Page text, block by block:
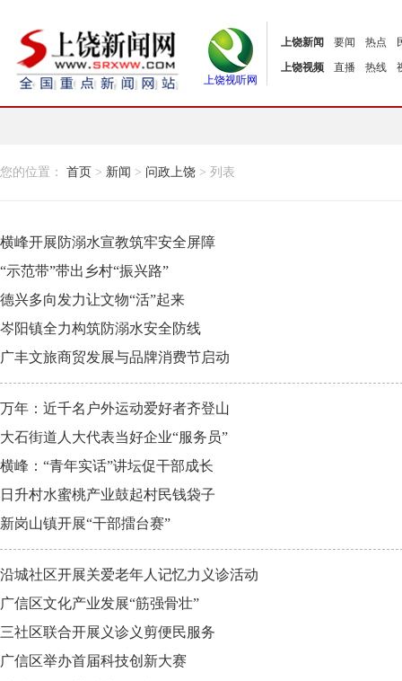
上饶视听网
上饶新闻 要闻 热点
上饶视频
直播 热线
您的位置： 首页 > 新闻 > 问政上饶 > 列表
横峰开展防溺水宣教筑牢安全屏障
“示范带”带出乡村“振兴路”
德兴多向发力让文物“活”起来
岑阳镇全力构筑防溺水安全防线
广丰文旅商贸发展与品牌消费节启动
万年：近千名户外运动爱好者齐登山
大石街道人大代表当好企业“服务员”
横峰：“青年实话”讲坛促干部成长
日升村水蜜桃产业鼓起村民钱袋子
新岗山镇开展“干部擂台赛”
沿城社区开展关爱老年人记忆力义诊活动
广信区文化产业发展“筋强骨壮”
三社区联合开展义诊义剪便民服务
广信区举办首届科技创新大赛